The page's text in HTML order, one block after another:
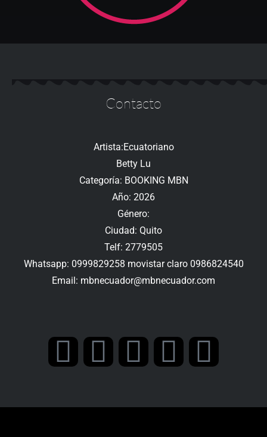
Contacto
Artista:Ecuatoriano
Betty Lu
Categoría: BOOKING MBN
Año: 2026
Género:
Ciudad: Quito
Telf: 2779505
Whatsapp: 0999829258 movistar claro 0986824540
Email: mbnecuador@mbnecuador.com